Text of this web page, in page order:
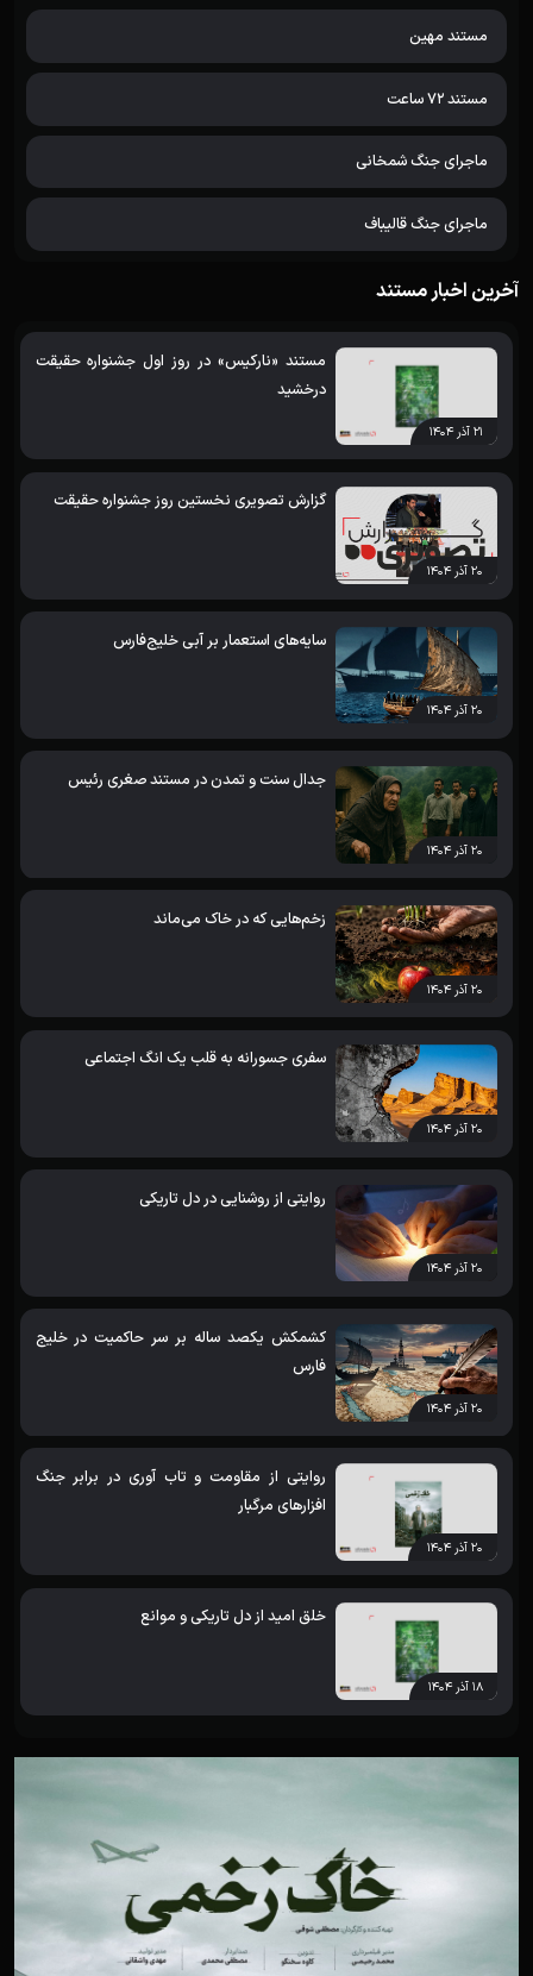
مستند مهین
مستند 72 ساعت
ماجرای جنگ شمخانی
ماجرای جنگ قالیباف
آخرین اخبار مستند
۲۱ آذر ۱۴۰۴
مستند «نارکیس» در روز اول جشنواره حقیقت
درخشید
۲۰ آذر ۱۴۰۴
گزارش تصویری نخستین روز جشنواره حقیقت
۲۰ آذر ۱۴۰۴
سایه‌های استعمار بر آبی خلیج‌فارس
۲۰ آذر ۱۴۰۴
جدال سنت و تمدن در مستند صغری رئیس
۲۰ آذر ۱۴۰۴
زخم‌هایی که در خاک می‌ماند
۲۰ آذر ۱۴۰۴
سفری جسورانه به قلب یک انگ اجتماعی
۲۰ آذر ۱۴۰۴
روایتی از روشنایی در دل تاریکی
۲۰ آذر ۱۴۰۴
کشمکش یکصد ساله بر سر حاکمیت در خلیج
فارس
۲۰ آذر ۱۴۰۴
روایتی از مقاومت و تاب آوری در برابر جنگ
افزارهای مرگبار
۱۸ آذر ۱۴۰۴
خلق امید از دل تاریکی و موانع